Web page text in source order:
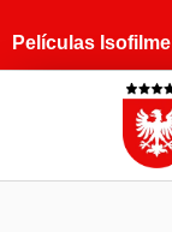
Películas Isofilme